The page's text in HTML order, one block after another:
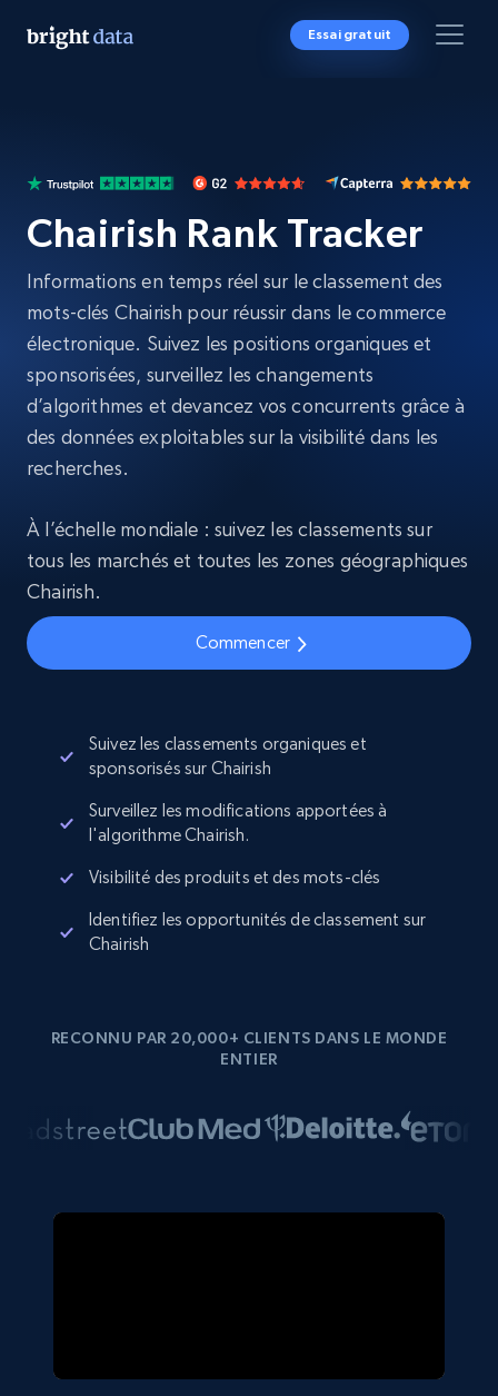
Essai gratuit
Chairish Rank Tracker
Informations en temps réel sur le classement des
mots-clés Chairish pour réussir dans le commerce
électronique. Suivez les positions organiques et
sponsorisées, surveillez les changements
d’algorithmes et devancez vos concurrents grâce à
des données exploitables sur la visibilité dans les
recherches.
À l’échelle mondiale : suivez les classements sur
tous les marchés et toutes les zones géographiques
Chairish.
Commencer
Suivez les classements organiques et
sponsorisés sur Chairish
Surveillez les modifications apportées à
l'algorithme Chairish.
Visibilité des produits et des mots-clés
Identifiez les opportunités de classement sur
Chairish
RECONNU PAR 20,000+ CLIENTS DANS LE MONDE
ENTIER